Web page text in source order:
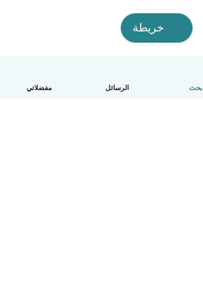
بحث الرسائل مفضلاتي
خريطة